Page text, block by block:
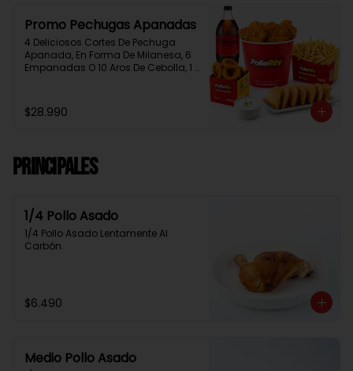
Promo Pechugas Apanadas
4 Deliciosos Cortes De Pechuga
Apanada, En Forma De Milanesa, 6
Empanadas O 10 Aros De Cebolla, 1
$28.990
Principales
1/4 Pollo Asado
1/4 Pollo Asado Lentamente Al
Carbón.
$6.490
Medio Pollo Asado